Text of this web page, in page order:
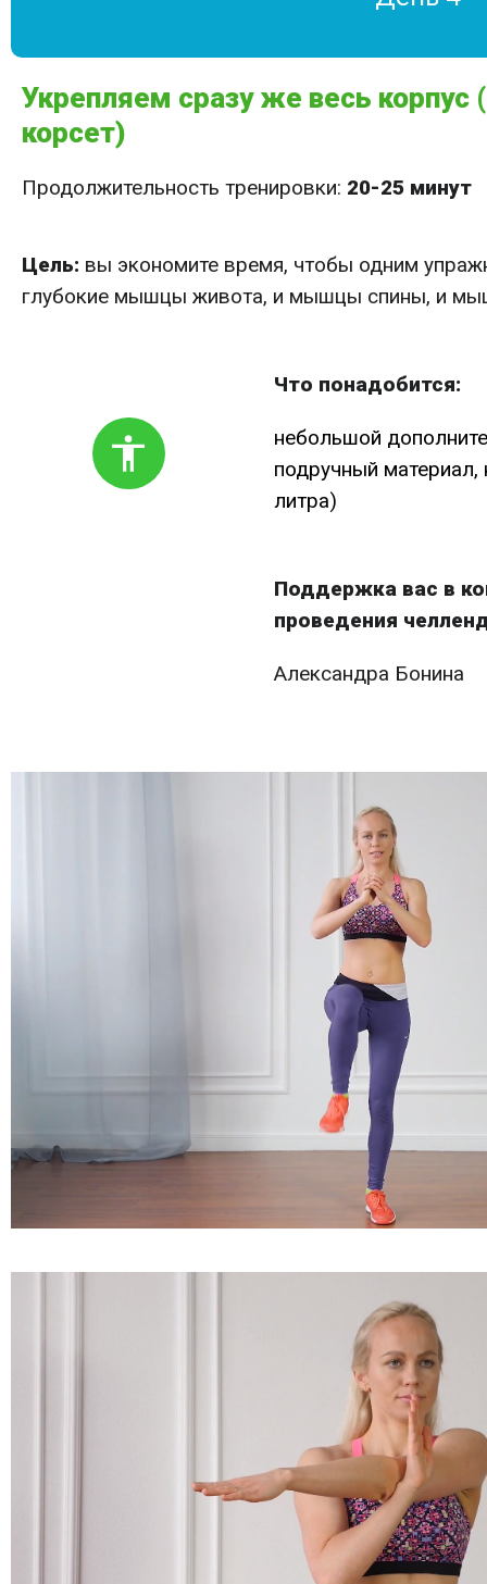
Укрепляем сразу же весь
корсет)
Продолжительность тренировки: 20-25 минут
Цель: вы экономите время, чтобы одним
глубокие мышцы живота, и мышцы спины, и
Что понадобится:
небольшой
подручный
литра)
Поддержка вас в
проведения
Александра Бонина